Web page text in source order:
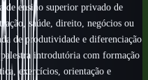
de ensino superior privado de
saúde, direito, negócios ou
de produtividade e diferenciação
introdutória com formação
exercícios, orientação e